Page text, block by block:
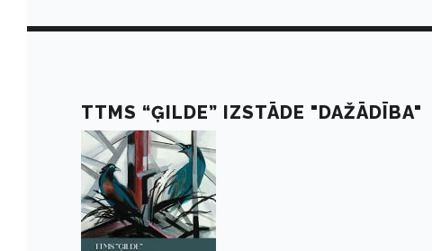
5
TTMS “ĢILDE” IZSTĀDE "DAŽĀDĪBA"